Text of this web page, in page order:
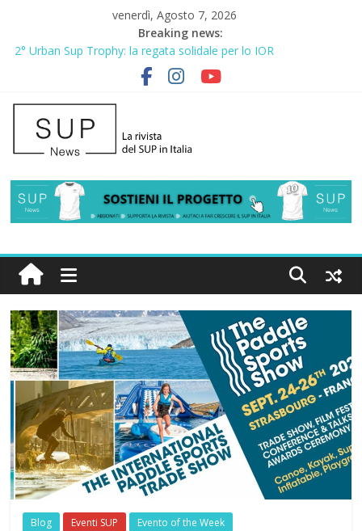
venerdì, Agosto 7, 2026
Breaking news:
2° Urban Sup Trophy: la regata solidale per lo IOR
SUP Surfing a Peniche 2026
AirSUP a Gallico: prima storica gara per Reggio Calabria
Gallico Paddle Fest 2026: sul lungomare di Gallico torna la festa
del SUP
Porto Selvaggio, a lezione di soccorso con la giornata della
prevenzione
Blog Eventi SUP Evento of the Week